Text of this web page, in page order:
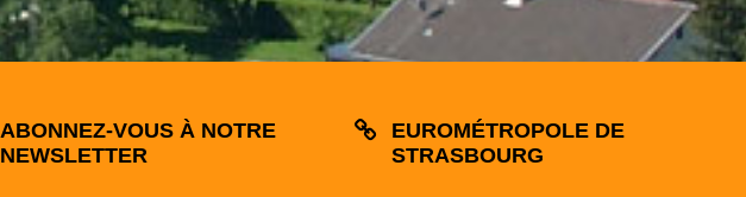
ABONNEZ-VOUS À NOTRE
NEWSLETTER
EUROMÉTROPOLE DE
STRASBOURG